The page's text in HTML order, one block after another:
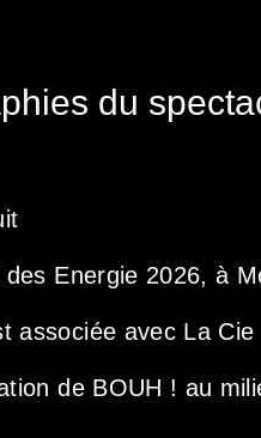
du
Energie 2026, à
associée avec La
de BOUH ! au